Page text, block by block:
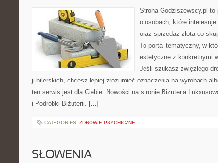
Strona Godziszewscy.pl
o osobach, które
oraz sprzedaż złota do
To portal tematyczny, w
estetyczne z konkretnymi
Jeśli szukasz zwięzłego
jubilerskich, chcesz lepiej zrozumieć oznaczenia na wyrobach
ten serwis jest dla Ciebie. Nowości na stronie Biżuteria
i Podróbki Biżuterii. […]
CATEGORIES: ZDROWIE PSYCHICZNE
SŁOWENIA